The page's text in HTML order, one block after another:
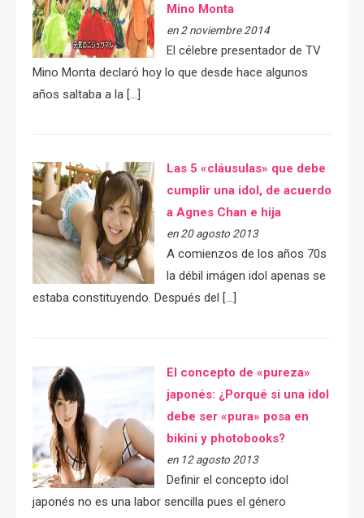
Mino Monta
en 2 noviembre 2014
El célebre presentador de TV
Mino Monta declaró hoy lo que desde hace algunos
años saltaba a la […]
Las 5 «cláusulas» que debe
cumplir una idol, de acuerdo
a Agnes Chan e hija
en 20 agosto 2013
A comienzos de los años 70s
la débil imágen idol apenas se
estaba constituyendo. Después del […]
El concepto de «pureza»
japonés: ¿Porqué si una idol
debe ser «pura» posa en
bikini y photobooks?
en 12 agosto 2013
Definir el concepto idol
japonés no es una labor sencilla pues el género